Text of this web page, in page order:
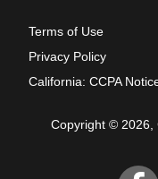
Terms of Use
Privacy Policy
California: CCPA
Copyright © 2026,